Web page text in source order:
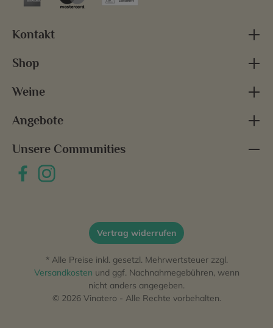
Shop
Weine
Angebote
Unsere Communities
Kontakt
Vertrag widerrufen
* Alle Preise inkl. gesetzl. Mehrwertsteuer zzgl.
Versandkosten und ggf. Nachnahmegebühren, wenn
nicht anders angegeben.
© 2026 Vinatero - Alle Rechte vorbehalten.